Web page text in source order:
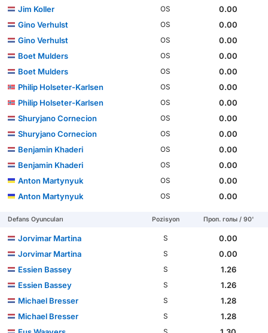
Jim Koller
OS
0.00
Gino Verhulst
OS
0.00
Gino Verhulst
OS
0.00
Boet Mulders
OS
0.00
Boet Mulders
OS
0.00
Philip Holseter-Karlsen
OS
0.00
Philip Holseter-Karlsen
OS
0.00
Shuryjano Cornecion
OS
0.00
Shuryjano Cornecion
OS
0.00
Benjamin Khaderi
OS
0.00
Benjamin Khaderi
OS
0.00
Anton Martynyuk
OS
0.00
Anton Martynyuk
OS 0.00
Defans Oyuncuları Pozisyon Проп. голы / 90'
Jorvimar Martina S
0.00
Jorvimar Martina
S
0.00
Essien Bassey
S
1.26
Essien Bassey
S
1.26
Michael Bresser
S
1.28
Michael Bresser
S
1.28